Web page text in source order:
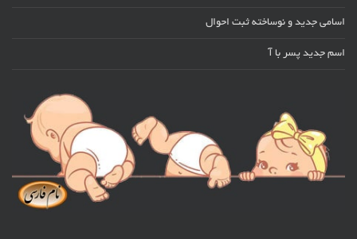
اسامی جدید و نوساخته ثبت احوال
اسم جدید پسر با آ